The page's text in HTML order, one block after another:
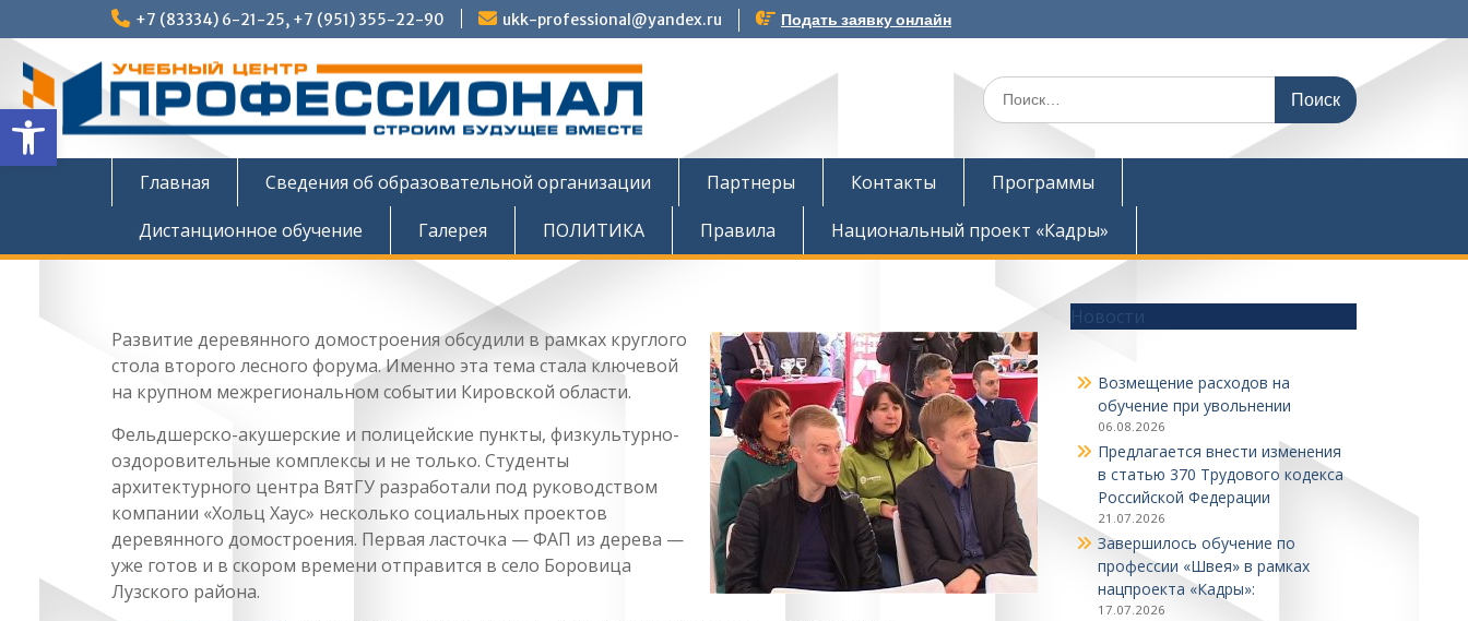
Открыть панель инструментов
к
содержимому
+7 (83334) 6-21-25, +7 (951) 355-22-90 ukk-professional@yandex.ru Подать заявку онлайн
Поиск
по:
Главная Сведения об образовательной организации Партнеры Контакты
Программы
Дистанционное обучение
Галерея ПОЛИТИКА Правила Национальный проект «Кадры»
Развитие деревянного домостроения обсудили в рамках круглого
стола второго лесного форума. Именно эта тема стала ключевой
на крупном межрегиональном событии Кировской области.
Фельдшерско-акушерские и полицейские пункты, физкультурно-
оздоровительные комплексы и не только. Студенты
архитектурного центра ВятГУ разработали под руководством
компании «Хольц Хаус» несколько социальных проектов
деревянного домостроения. Первая ласточка — ФАП из дерева —
уже готов и в скором времени отправится в село Боровица
Лузского района.
Новости
Возмещение расходов на
обучение при увольнении
06.08.2026
Предлагается внести изменения
в статью 370 Трудового кодекса
Российской Федерации
21.07.2026
Завершилось обучение по
профессии «Швея» в рамках
нацпроекта «Кадры»:
17.07.2026